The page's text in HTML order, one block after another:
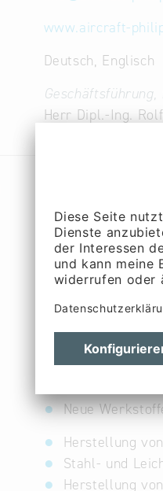
www.aircraft-
Deutsch, Englisch
Herr Dipl.-Ing.
Mechanische
sowie
PT)
CATIA V5
Luft- und
Luft- und
Luft- und
Neue
Neue
Herstellung
Stahl- und
Herstellung